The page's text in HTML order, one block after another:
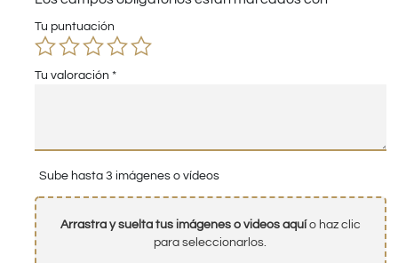
Tu puntuación
Tu valoración *
Sube hasta 3 imágenes o vídeos
Arrastra y suelta tus imágenes o videos aquío haz clic
para seleccionarlos.